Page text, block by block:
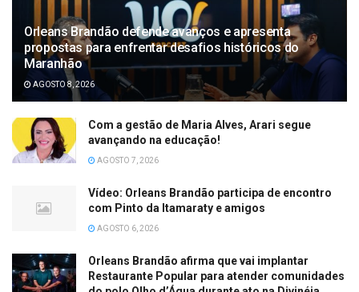
Orleans Brandão defende avanços e apresenta
propostas para enfrentar desafios históricos do
Maranhão
AGOSTO 8, 2026
Com a gestão de Maria Alves, Arari segue
avançando na educação!
AGOSTO 7, 2026
Vídeo: Orleans Brandão participa de encontro
com Pinto da Itamaraty e amigos
AGOSTO 6, 2026
Orleans Brandão afirma que vai implantar
Restaurante Popular para atender comunidades